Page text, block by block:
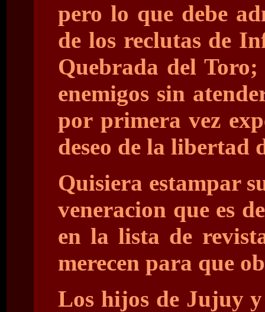
pero lo que debe
de los reclutas de
Quebrada del
enemigos sin
por primera vez
deseo de la libertad
Quisiera estampar
veneracion que es
en la lista de
merecen para que
Los hijos de Jujuy y